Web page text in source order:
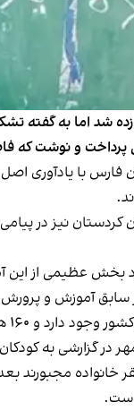
شد اما به گفته
نوشت که فاصله بعضی
بخش عظیمی از این
آموزش و پرورش
نیز جذب «دوره ابتدایی» نشده‌اند.
در گزارشی به
خانواده مجبورند